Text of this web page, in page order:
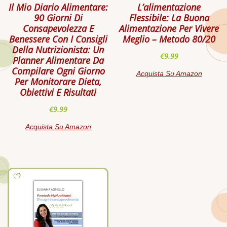
Il Mio Diario Alimentare:
90 Giorni Di
Consapevolezza E
Benessere Con I Consigli
Della Nutrizionista: Un
Planner Alimentare Da
Compilare Ogni Giorno
Per Monitorare Dieta,
Obiettivi E Risultati
€9.99
Acquista Su Amazon
L’alimentazione
Flessibile: La Buona
Alimentazione Per Vivere
Meglio – Metodo 80/20
€9.99
Acquista Su Amazon